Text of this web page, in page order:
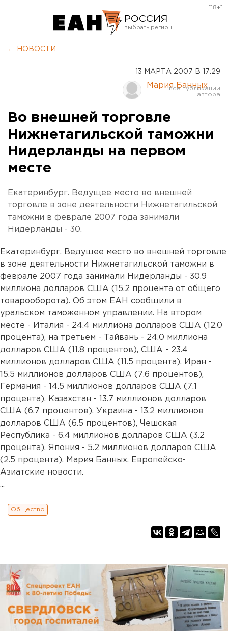
РОССИЯ
Курган
Оренбург
[18+]
← НОВОСТИ
13 МАРТА 2007 В 17:29
Мария Банных
Во внешней торговле
Нижнетагильской таможни
Нидерланды на первом
месте
Екатеринбург. Ведущее место во внешней
торговле в зоне деятельности Нижнетагильской
таможни в феврале 2007 года занимали
Нидерланды - 30.
Екатеринбург. Ведущее место во внешней торговле
в зоне деятельности Нижнетагильской таможни в
феврале 2007 года занимали Нидерланды - 30.9
миллиона долларов США (15.2 процента от общего
товарооборота). Об этом ЕАН сообщили в
уральском таможенном управлении. На втором
месте - Италия - 24.4 миллиона долларов США (12.0
процента), на третьем - Тайвань - 24.0 миллиона
долларов США (11.8 процентов), США - 23.4
миллионов долларов США (11.5 процента), Иран -
15.5 миллионов долларов США (7.6 процентов),
Германия - 14.5 миллионов долларов США (7.1
процента), Казахстан - 13.7 миллионов долларов
США (6.7 процентов), Украина - 13.2 миллионов
долларов США (6.5 процентов), Чешская
Республика - 6.4 миллионов долларов США (3.2
процента), Япония - 5.2 миллионов долларов США
(2.5 процента). Мария Банных, Европейско-
Азиатские новости.
...
Общество